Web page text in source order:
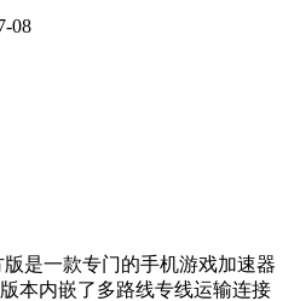
08
是一款专门的手机游戏加速器
本内嵌了多路线专线运输连接